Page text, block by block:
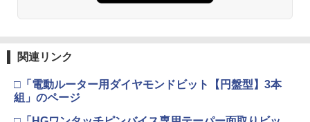
関連リンク
□「電動ルーター用ダイヤモンドビット【円盤型】3本
組」のページ